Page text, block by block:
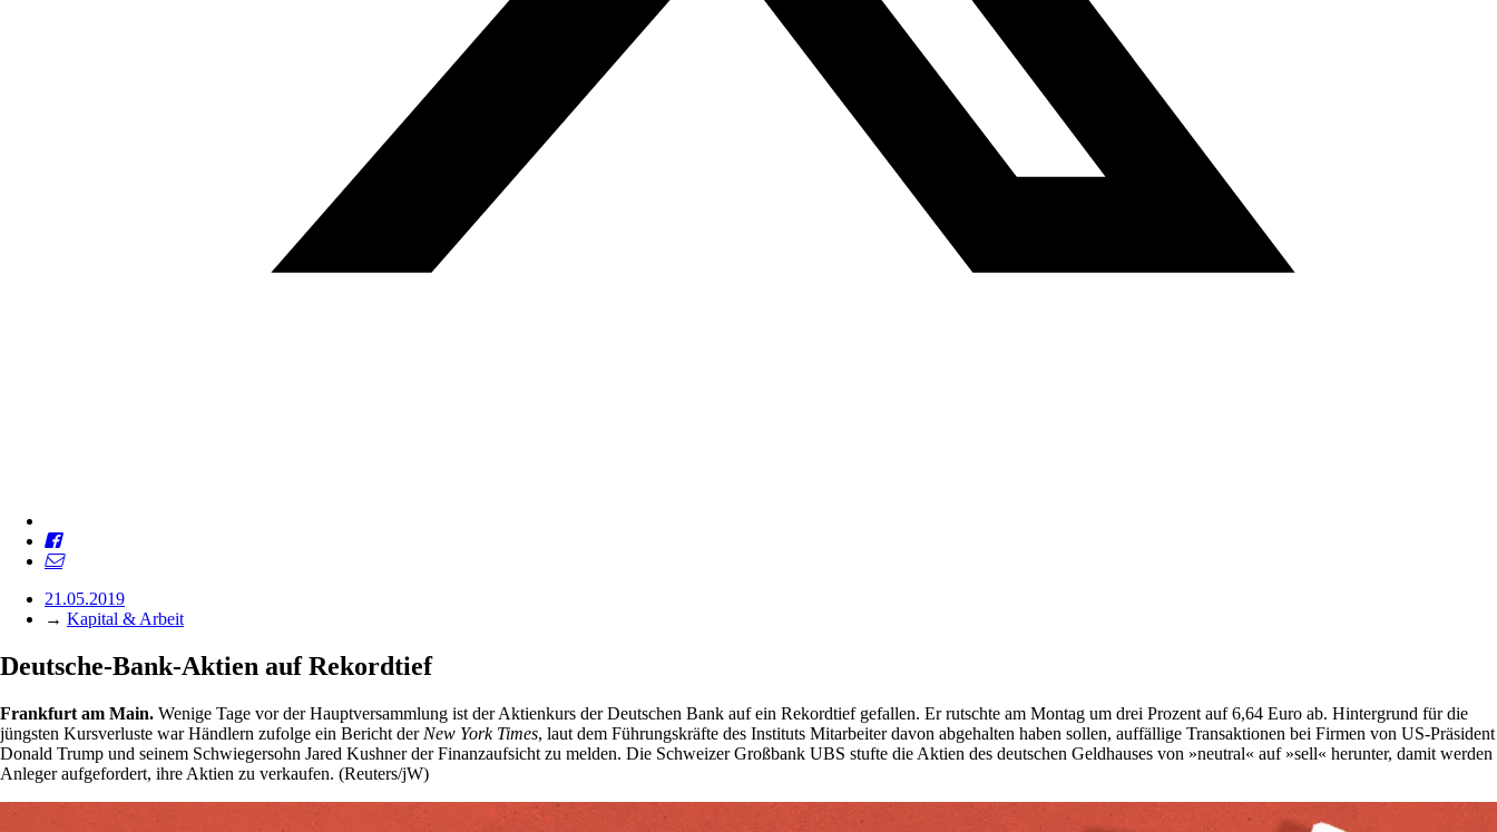
21.05.2019
→ Kapital & Arbeit
Deutsche-Bank-Aktien auf Rekordtief
Frankfurt am Main. Wenige Tage vor der Hauptversammlung ist der Aktienkurs der Deutschen Bank auf ein Rekordtief gefallen. Er rutschte am Montag um drei Prozent auf 6,64 Euro ab. Hintergrund für die
jüngsten Kursverluste war Händlern zufolge ein Bericht der New York Times, laut dem Führungskräfte des Instituts Mitarbeiter davon abgehalten haben sollen, auffällige Transaktionen bei Firmen von US-Präsident
Donald Trump und seinem Schwiegersohn Jared Kushner der Finanzaufsicht zu melden. Die Schweizer Großbank UBS stufte die Aktien des deutschen Geldhauses von »neutral« auf »sell« herunter, damit werden
Anleger aufgefordert, ihre Aktien zu verkaufen. (Reuters/jW)